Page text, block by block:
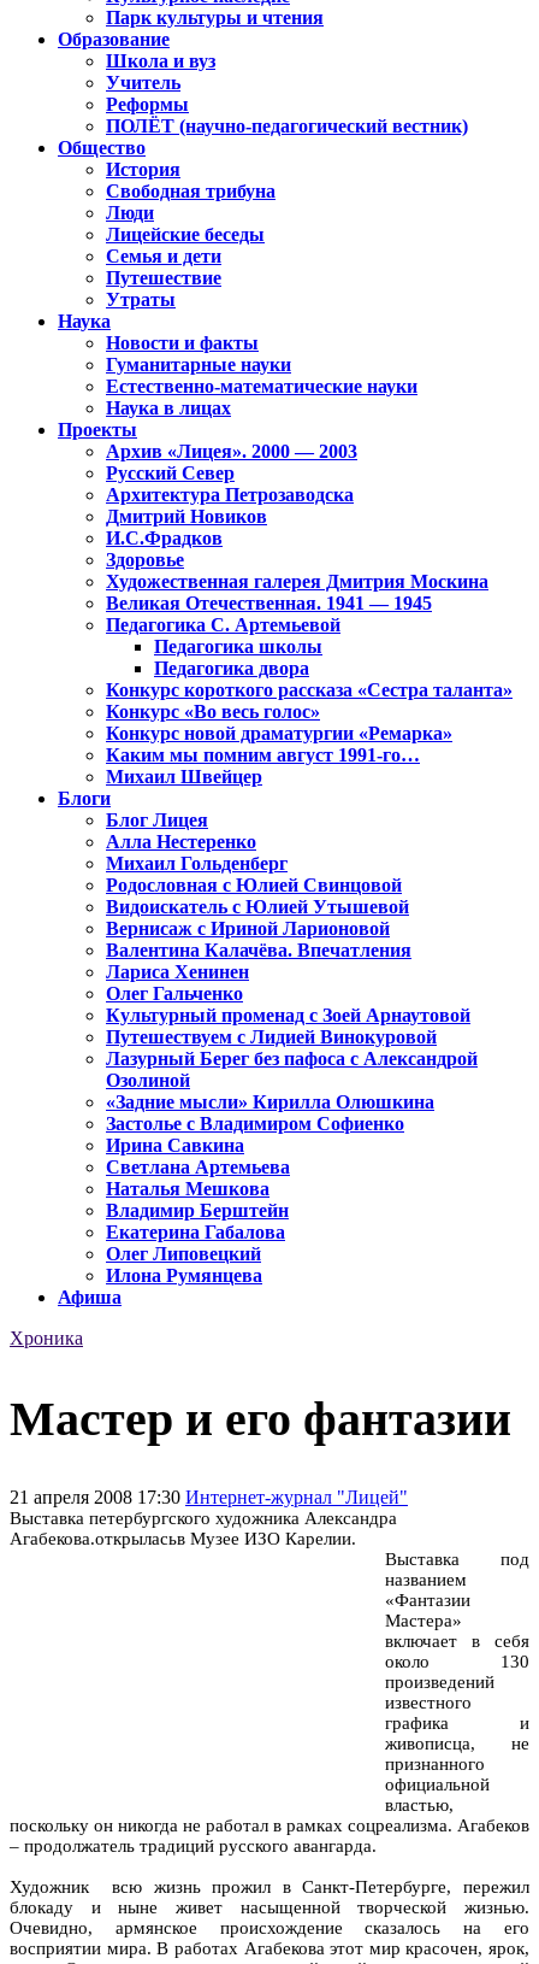
Парк культуры и чтения
Образование
Школа и вуз
Учитель
Реформы
ПОЛЁТ (научно-педагогический вестник)
Общество
История
Свободная трибуна
Люди
Лицейские беседы
Семья и дети
Путешествие
Утраты
Наука
Новости и факты
Гуманитарные науки
Естественно-математические науки
Наука в лицах
Проекты
Архив «Лицея». 2000 — 2003
Русский Север
Архитектура Петрозаводска
Дмитрий Новиков
И.С.Фрадков
Здоровье
Художественная галерея Дмитрия Москина
Великая Отечественная. 1941 — 1945
Педагогика С. Артемьевой
Педагогика школы
Педагогика двора
Конкурс короткого рассказа «Сестра таланта»
Конкурс «Во весь голос»
Конкурс новой драматургии «Ремарка»
Каким мы помним август 1991-го…
Михаил Швейцер
Блоги
Блог Лицея
Алла Нестеренко
Михаил Гольденберг
Родословная с Юлией Свинцовой
Видоискатель с Юлией Утышевой
Вернисаж с Ириной Ларионовой
Валентина Калачёва. Впечатления
Лариса Хенинен
Олег Гальченко
Культурный променад с Зоей Арнаутовой
Путешествуем с Лидией Винокуровой
Лазурный Берег без пафоса с Александрой
Озолиной
«Задние мысли» Кирилла Олюшкина
Застолье с Владимиром Софиенко
Ирина Савкина
Светлана Артемьева
Наталья Мешкова
Владимир Берштейн
Екатерина Габалова
Олег Липовецкий
Илона Румянцева
Афиша
Хроника
Мастер и его фантазии
21 апреля 2008 17:30 Интернет-журнал "Лицей"
Выставка петербургского художника Александра
Агабекова.открыласьв Музее ИЗО Карелии.
Выставка под
названием
«Фантазии
Мастера»
включает в себя
около 130
произведений
известного
графика и
живописца, не
признанного
официальной
властью,
поскольку он никогда не работал в рамках соцреализма. Агабеков
– продолжатель традиций русского авангарда.
Художник всю жизнь прожил в Санкт-Петербурге, пережил
блокаду и ныне живет насыщенной творческой жизнью.
Очевидно, армянское происхождение сказалось на его
восприятии мира. В работах Агабекова этот мир красочен, ярок,